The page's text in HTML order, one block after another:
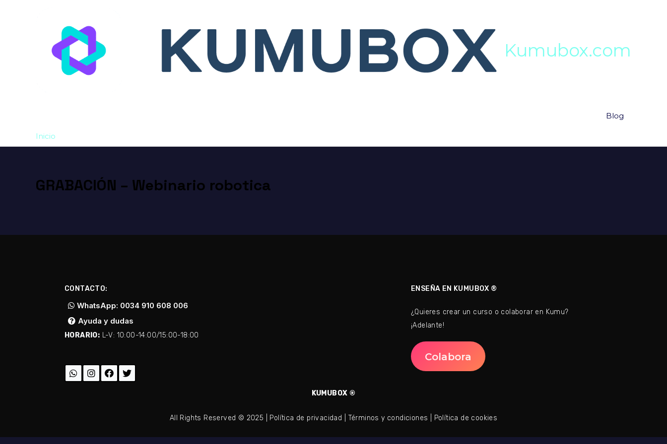
Kumubox.com
Blog
Inicio
GRABACIÓN – Webinario robotica
CONTACTO:
WhatsApp: 0034 910 608 006
Ayuda y dudas
HORARIO: L-V: 10:00-14:00/15:00-18:00
ENSEÑA EN KUMUBOX ®
¿Quieres crear un curso o colaborar en Kumu?
¡Adelante!
Colabora
KUMUBOX ®
All Rights Reserved © 2025 | Política de privacidad Términos y condiciones Política de cookies